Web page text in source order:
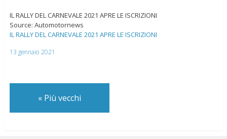
IL RALLY DEL CARNEVALE 2021 APRE LE ISCRIZIONI
Source: Automotornews
IL RALLY DEL CARNEVALE 2021 APRE LE ISCRIZIONI
13 gennaio 2021
«Più vecchi